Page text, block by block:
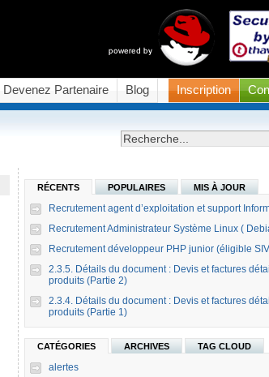
Inscription
Devenez Partenaire Blog
RÉCENTS POPULAIRES MIS À JOUR
Recrutement agent d’exploitation et support
Recrutement Administrateur Système Linux (
Recrutement développeur PHP junior (éligible
2.3.5. Détails du document : Devis et factures
produits (Partie 2)
2.3.4. Détails du document : Devis et factures
produits (Partie 1)
CATÉGORIES ARCHIVES TAG CLOUD
alertes